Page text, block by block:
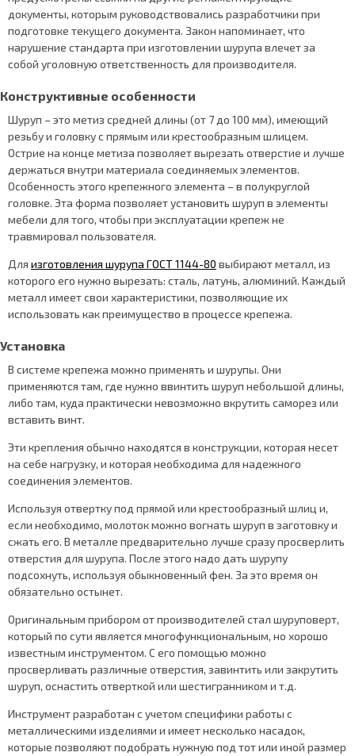
документы, которым руководствовались разработчики при
подготовке текущего документа. Закон напоминает, что
нарушение стандарта при изготовлении шурупа влечет за
собой уголовную ответственность для производителя.
Конструктивные особенности
Шуруп – это метиз средней длины (от 7 до 100 мм), имеющий
резьбу и головку с прямым или крестообразным шлицем.
Острие на конце метиза позволяет вырезать отверстие и лучше
держаться внутри материала соединяемых элементов.
Особенность этого крепежного элемента – в полукруглой
головке. Эта форма позволяет установить шуруп в элементы
мебели для того, чтобы при эксплуатации крепеж не
травмировал пользователя.
Для изготовления шурупа ГОСТ 1144-80 выбирают металл, из
которого его нужно вырезать: сталь, латунь, алюминий. Каждый
металл имеет свои характеристики, позволяющие их
использовать как преимущество в процессе крепежа.
Установка
В системе крепежа можно применять и шурупы. Они
применяются там, где нужно ввинтить шуруп небольшой длины,
либо там, куда практически невозможно вкрутить саморез или
вставить винт.
Эти крепления обычно находятся в конструкции, которая несет
на себе нагрузку, и которая необходима для надежного
соединения элементов.
Используя отвертку под прямой или крестообразный шлиц и,
если необходимо, молоток можно вогнать шуруп в заготовку и
сжать его. В металле предварительно лучше сразу просверлить
отверстия для шурупа. После этого надо дать шурупу
подсохнуть, используя обыкновенный фен. За это время он
обязательно остынет.
Оригинальным прибором от производителей стал шуруповерт,
который по сути является многофункциональным, но хорошо
известным инструментом. С его помощью можно
просверливать различные отверстия, завинтить или закрутить
шуруп, оснастить отверткой или шестигранником и т.д.
Инструмент разработан с учетом специфики работы с
металлическими изделиями и имеет несколько насадок,
которые позволяют подобрать нужную под тот или иной размер